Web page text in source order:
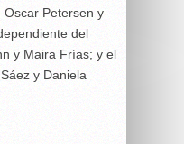
Oscar Petersen y
del
y Maira Frías; y el
y Daniela